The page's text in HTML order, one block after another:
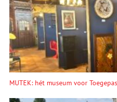
MUTEK: hét museum voor